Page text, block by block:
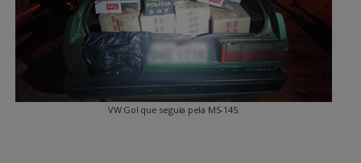
VW Gol que seguia pela MS-145.